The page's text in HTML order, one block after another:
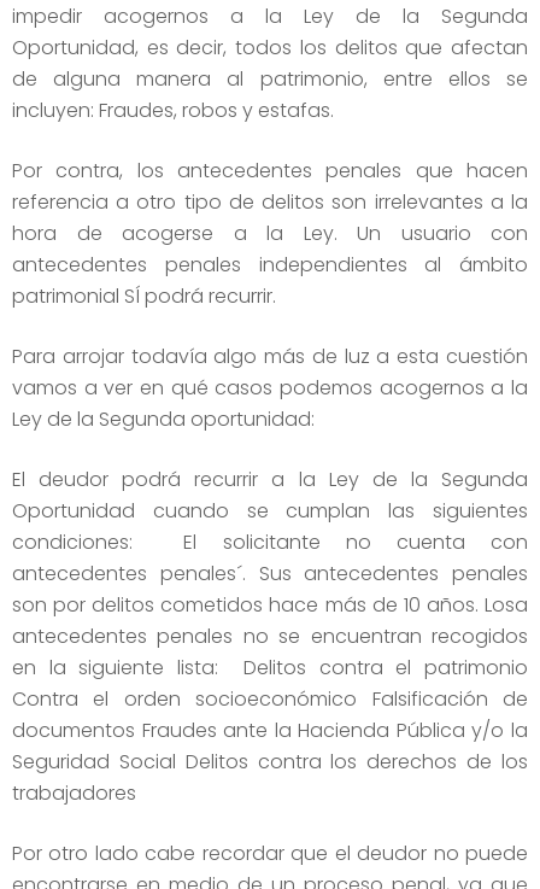
impedir acogernos a la Ley de la Segunda
Oportunidad, es decir, todos los delitos que afectan
de alguna manera al patrimonio, entre ellos se
incluyen: Fraudes, robos y estafas.
Por contra, los antecedentes penales que hacen
referencia a otro tipo de delitos son irrelevantes a la
hora de acogerse a la Ley. Un usuario con
antecedentes penales independientes al ámbito
patrimonial SÍ podrá recurrir.
Para arrojar todavía algo más de luz a esta cuestión
vamos a ver en qué casos podemos acogernos a la
Ley de la Segunda oportunidad:
El deudor podrá recurrir a la Ley de la Segunda
Oportunidad cuando se cumplan las siguientes
condiciones: El solicitante no cuenta con
antecedentes penales´. Sus antecedentes penales
son por delitos cometidos hace más de 10 años. Losa
antecedentes penales no se encuentran recogidos
en la siguiente lista: Delitos contra el patrimonio
Contra el orden socioeconómico Falsificación de
documentos Fraudes ante la Hacienda Pública y/o la
Seguridad Social Delitos contra los derechos de los
trabajadores
Por otro lado cabe recordar que el deudor no puede